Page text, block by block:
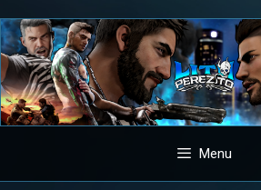
Aller
au
contenu
Menu